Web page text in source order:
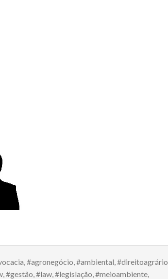
#agronegócio #ambiental #direitoagrário
#gestão #law #legislação #meioambiente